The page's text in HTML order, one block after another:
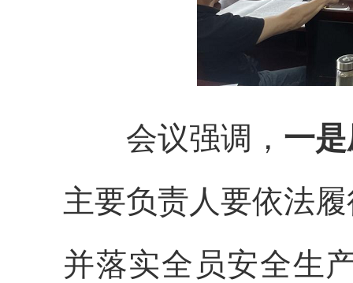
会议强调， 一
主要负责人要依法
并落实全员安全生